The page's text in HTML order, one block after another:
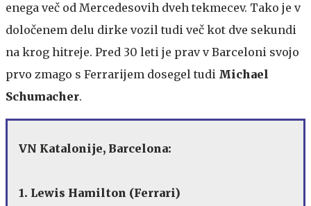
enega več od Mercedesovih dveh tekmecev. Tako je v
določenem delu dirke vozil tudi več kot dve sekundi
na krog hitreje. Pred 30 leti je prav v Barceloni svojo
prvo zmago s Ferrarijem dosegel tudi Michael
Schumacher.
VN Katalonije, Barcelona:
1. Lewis Hamilton (Ferrari)